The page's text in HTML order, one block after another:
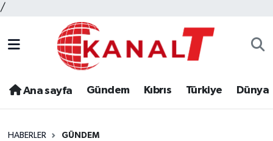
/
Ana sayfa Gündem Kıbrıs Türkiye Dünya
HABERLER GÜNDEM